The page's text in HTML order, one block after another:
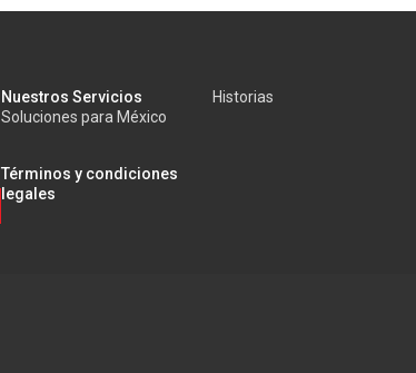
Nuestros Servicios
Soluciones para México
Historias
Términos y condiciones
legales